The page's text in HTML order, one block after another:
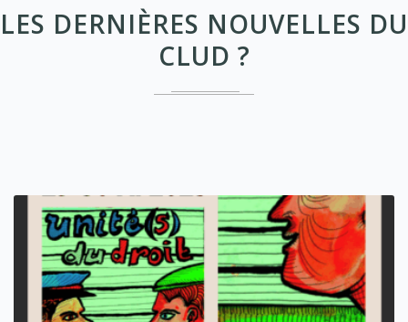
LES DERNIÈRES NOUVELLES DU
CLUD ?